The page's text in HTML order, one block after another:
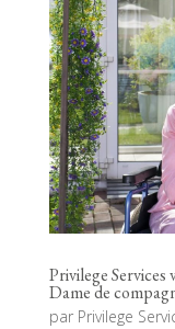
Privilege
Dame de
par Privilege